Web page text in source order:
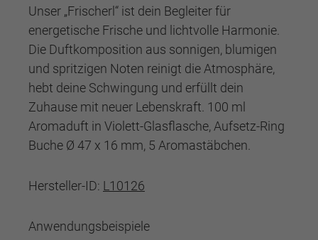
Unser „Frischerl“ ist dein Begleiter für
energetische Frische und lichtvolle Harmonie.
Die Duftkomposition aus sonnigen, blumigen
und spritzigen Noten reinigt die Atmosphäre,
hebt deine Schwingung und erfüllt dein
Zuhause mit neuer Lebenskraft. 100 ml
Aromaduft in Violett-Glasflasche, Aufsetz-Ring
Buche Ø 47 x 16 mm, 5 Aromastäbchen.
Hersteller-ID: L10126
Anwendungsbeispiele